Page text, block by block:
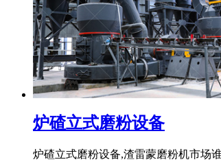
炉碴立式磨粉设备
炉碴立式磨粉设备,渣雷蒙磨粉机市场